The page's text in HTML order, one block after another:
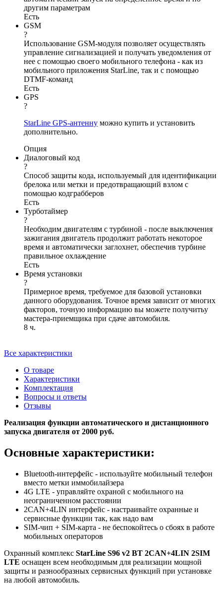
другим параметрам
Есть
GSM
?
Использование GSM-модуля позволяет осуществлять
управление сигнализацией и получать уведомления от
нее с помощью своего мобильного телефона - как из
мобильного приложения StarLine, так и с помощью
DTMF-команд
Есть
GPS
?
StarLine GPS-антенну можно купить и установить
дополнительно.
Опция
Диалоговый код
?
Способ защиты кода, используемый для идентификации
брелока или метки и предотвращающий взлом с
помощью кодграбберов
Есть
Турботаймер
?
Необходим двигателям с турбиной - после выключения
зажигания двигатель продолжит работать некоторое
время и автоматически заглохнет, обеспечив турбине
правильное охлаждение
Есть
Время установки
?
Примерное время, требуемое для базовой установки
данного оборудования. Точное время зависит от многих
факторов, точную информацию вы можете получитьу
мастера-приемщика при сдаче автомобиля.
8 ч.
Все характеристики
О товаре
Характеристики
Комплектация
Вопросы и ответы
Отзывы
Реализация функции автоматического и дистанционного
запуска двигателя от 2000 руб.
Основные характеристики:
Bluetooth-интерфейс - используйте мобильный телефон
вместо метки иммобилайзера
4G LTE - управляйте охраной с мобильного на
неограниченном расстоянии
2CAN+4LIN интерфейс - настраивайте охранные и
сервисные функции так, как надо вам
SIM-чип + SIM-карта - не беспокойтесь о сбоях в работе
мобильных операторов
Охранный комплекс StarLine S96 v2 BT 2CAN+4LIN 2SIM
LTE оснащен всем необходимым для реализации мощной
защиты и разнообразных сервисных функций при установке
на любой автомобиль.